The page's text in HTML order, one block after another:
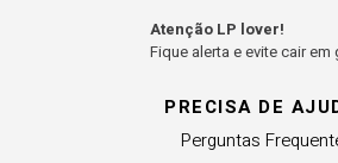
PRECISA DE
Perguntas
Atenção LP lover!
Fique alerta e evite cair